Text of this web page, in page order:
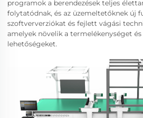
programok a berendezések teljes
folytatódnak, és az üzemeltetőknek új
szoftververziókat és fejlett vágási
amelyek növelik a termelékenységet
lehetőségeket.